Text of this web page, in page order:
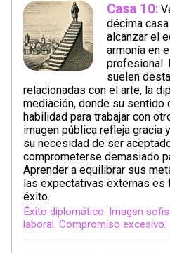
Casa 10:
décima
alcanzar el
armonía en
profesional.
suelen
relacionadas con el arte, la
mediación, donde su sentido
habilidad para trabajar con
imagen pública refleja gracia
su necesidad de ser
comprometerse demasiado
Aprender a equilibrar sus
las expectativas externas es
éxito.
Éxito diplomático. Imagen
laboral. Compromiso excesivo.